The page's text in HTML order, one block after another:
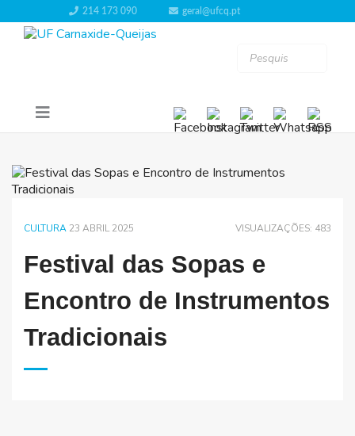
214 173 090 geral@ufcq.pt
CULTURA 23 ABRIL 2025 VISUALIZAÇÕES: 483
Festival das Sopas e
Encontro de Instrumentos
Tradicionais